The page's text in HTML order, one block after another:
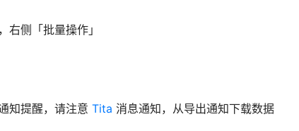
侧「批量操作」
知提醒，请注意 Tita 消息通知，从导出通知下载数据